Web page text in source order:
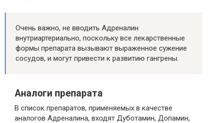
Очень важно, не вводить Адреналин
внутриартериально, поскольку все лекарственные
формы препарата вызывают выраженное сужение
сосудов, и могут привести к развитию гангрены.
Аналоги препарата
В список препаратов, применяемых в качестве
аналогов Адреналина, входят Дуботамин, Допамин,